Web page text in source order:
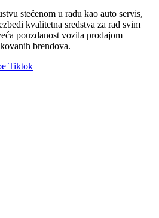
stečenom u radu kao auto servis,
kvalitetna sredstva za rad svim
pouzdanost vozila prodajom
brendova.
Tiktok